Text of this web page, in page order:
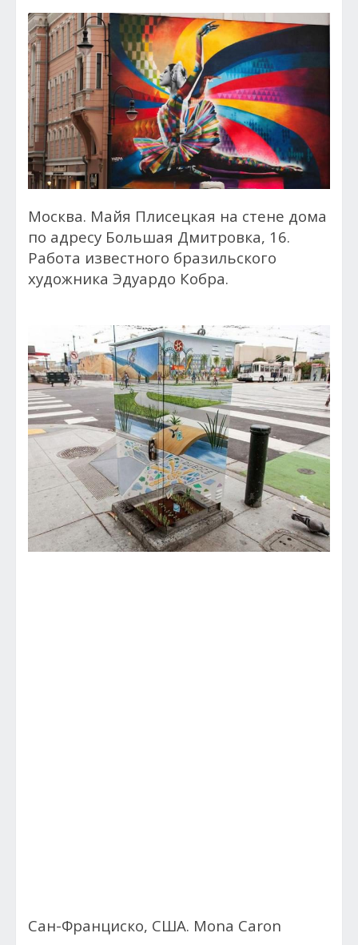
Москва. Майя Плисецкая на стене дома
по адресу Большая Дмитровка, 16.
Работа известного бразильского
художника Эдуардо Кобра.
Сан-Франциско, США. Mona Caron